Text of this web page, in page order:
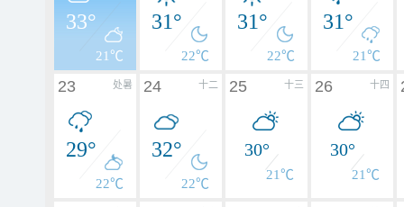
33°
21℃
31°
22℃
31°
22℃
31°
21℃
处暑
23
29°
22℃
十二
24
32°
22℃
十三
25
30°
21℃
十四
26
30°
21℃